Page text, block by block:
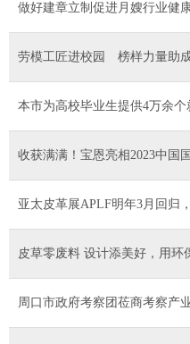
做好建章立制促进月嫂行业健
劳模工匠进校园 榜样力量助
本市为高校毕业生提供4万余个
收获满满！宝恩亮相2023中国
亚太皮革展APLF明年3月回归
皮草零废料 设计添美好，用环
周口市政府考察团莅商考察产